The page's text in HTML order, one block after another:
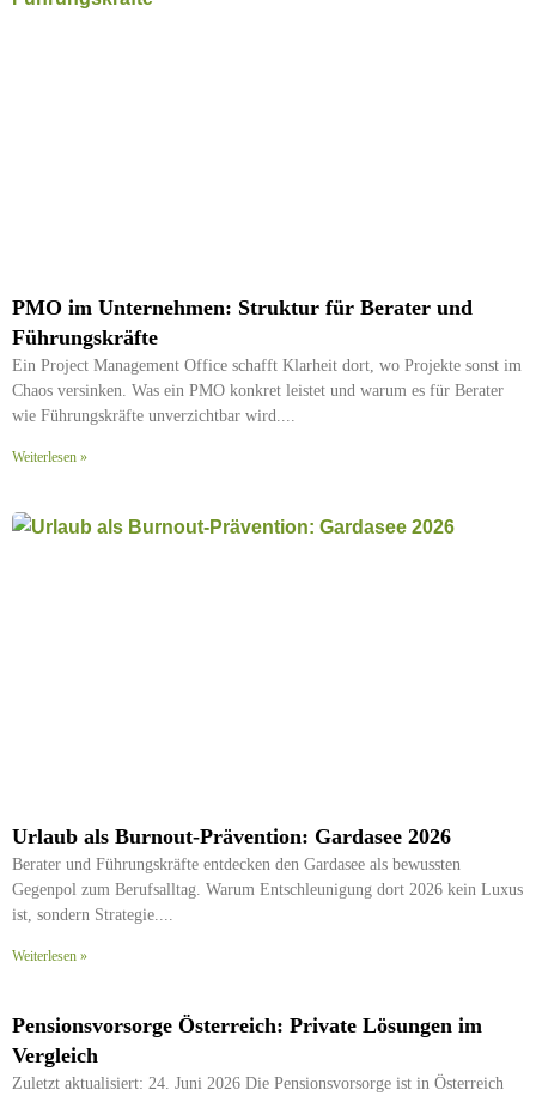
PMO im Unternehmen: Struktur für Berater und
Führungskräfte
Ein Project Management Office schafft Klarheit dort, wo Projekte sonst im
Chaos versinken. Was ein PMO konkret leistet und warum es für Berater
wie Führungskräfte unverzichtbar wird.
Weiterlesen »
Urlaub als Burnout-Prävention: Gardasee 2026
Berater und Führungskräfte entdecken den Gardasee als bewussten
Gegenpol zum Berufsalltag. Warum Entschleunigung dort 2026 kein Luxus
ist, sondern Strategie.
Weiterlesen »
Pensionsvorsorge Österreich: Private Lösungen im
Vergleich
Zuletzt aktualisiert: 24. Juni 2026 Die Pensionsvorsorge ist in Österreich